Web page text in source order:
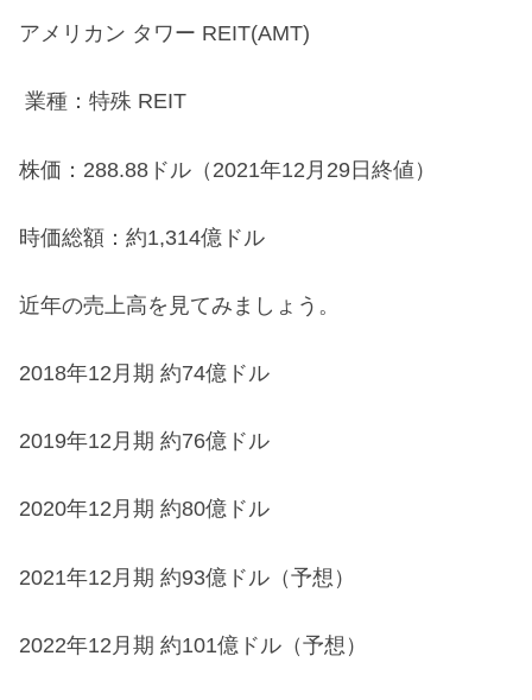
アメリカン タワー REIT(AMT)
業種：特殊 REIT
株価：288.88ドル（2021年12月29日終値）
時価総額：約1,314億ドル
近年の売上高を見てみましょう。
2018年12月期 約74億ドル
2019年12月期 約76億ドル
2020年12月期 約80億ドル
2021年12月期 約93億ドル（予想）
2022年12月期 約101億ドル（予想）